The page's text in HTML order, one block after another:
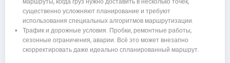
существенно усложняют планирование и требуют
использования специальных алгоритмов маршрутизации.
Трафик и дорожные условия. Пробки, ремонтные работы,
сезонные ограничения, аварии. Всё это может внезапно
скорректировать даже идеально спланированный маршрут.